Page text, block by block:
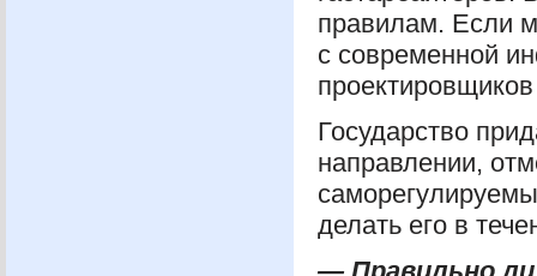
правилам. Если
с современной
Государство
направлении,
делать его в